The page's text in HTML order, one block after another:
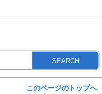
SEARCH
このページのトップへ